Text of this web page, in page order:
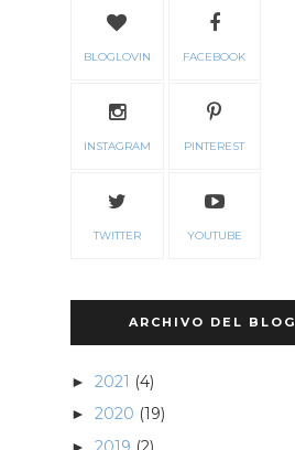
BLOGLOVIN FACEBOOK
INSTAGRAM PINTEREST
TWITTER YOUTUBE
ARCHIVO DEL BLOG
► 2021 (4)
► 2020 (19)
►